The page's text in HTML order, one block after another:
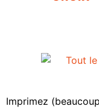
Imprimez